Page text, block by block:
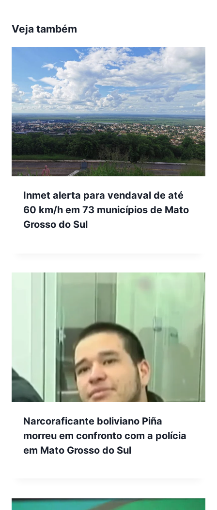
Veja também
Inmet alerta para vendaval de até
60 km/h em 73 municípios de Mato
Grosso do Sul
Narcoraficante boliviano Piña
morreu em confronto com a polícia
em Mato Grosso do Sul